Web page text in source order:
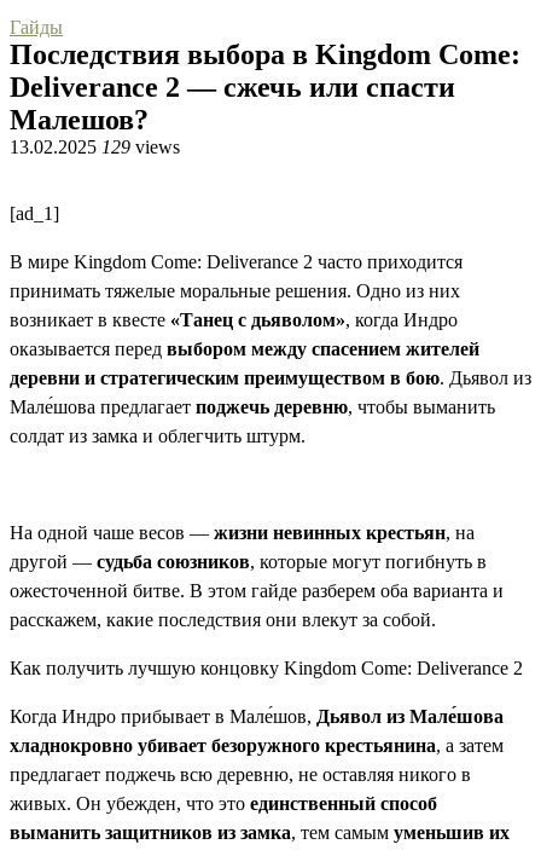
Гайды
Последствия выбора в Kingdom Come:
Deliverance 2 — сжечь или спасти
Малешов?
13.02.2025 129 views
[ad_1]
В мире Kingdom Come: Deliverance 2 часто приходится
принимать тяжелые моральные решения. Одно из них
возникает в квесте «Танец с дьяволом», когда Индро
оказывается перед выбором между спасением жителей
деревни и стратегическим преимуществом в бою. Дьявол из
Мале́шова предлагает поджечь деревню, чтобы выманить
солдат из замка и облегчить штурм.
На одной чаше весов — жизни невинных крестьян, на
другой — судьба союзников, которые могут погибнуть в
ожесточенной битве. В этом гайде разберем оба варианта и
расскажем, какие последствия они влекут за собой.
Как получить лучшую концовку Kingdom Come: Deliverance 2
Когда Индро прибывает в Мале́шов, Дьявол из Мале́шова
хладнокровно убивает безоружного крестьянина, а затем
предлагает поджечь всю деревню, не оставляя никого в
живых. Он убежден, что это единственный способ
выманить защитников из замка, тем самым уменьшив их